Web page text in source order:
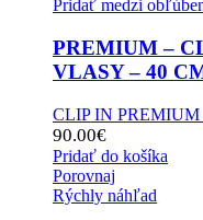
Pridať medzi
PREMIUM –
VLASY – 40
CLIP IN
90.00€
Pridať do košíka
Porovnaj
Rýchly náhľad